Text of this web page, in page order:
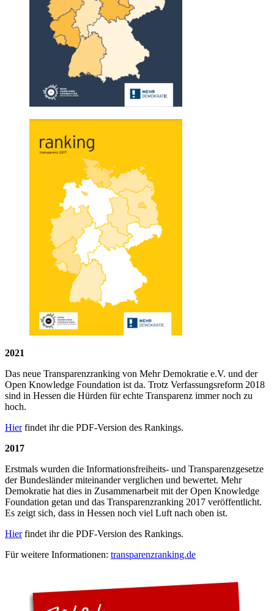
2021
Das neue Transparenzranking von Mehr Demokratie e.V. und der
Open Knowledge Foundation ist da. Trotz Verfassungsreform 2018
sind in Hessen die Hürden für echte Transparenz immer noch zu
hoch.
Hierfindet ihr die PDF-Version des Rankings.
2017
Erstmals wurden die Informationsfreiheits- und Transparenzgesetze
der Bundesländer miteinander verglichen und bewertet. Mehr
Demokratie hat dies in Zusammenarbeit mit der Open Knowledge
Foundation getan und das Transparenzranking 2017 veröffentlicht.
Es zeigt sich, dass in Hessen noch viel Luft nach oben ist.
Hierfindet ihr die PDF-Version des Rankings.
Für weitere Informationen: transparenzranking.de